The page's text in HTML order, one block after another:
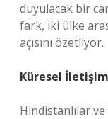
duyulacak bir
fark, iki ülke
açısını özetliyor.
Küresel
Hindistanlılar